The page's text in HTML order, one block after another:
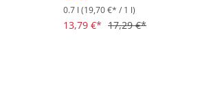
Durchschnittliche
0.7 l (19,70 €* / 1 l)
13,79 €* 17,29 €*